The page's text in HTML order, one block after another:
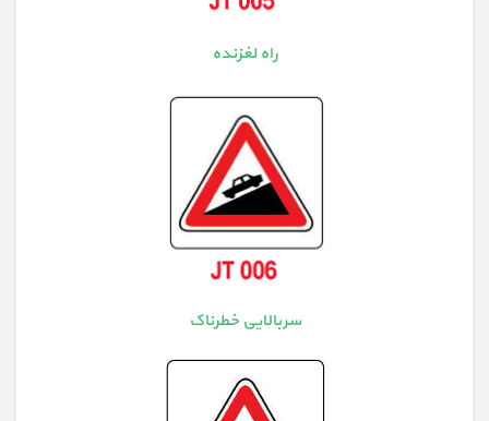
راه لغزنده
سربالایی خطرناک